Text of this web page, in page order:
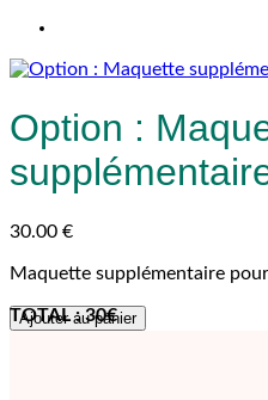
Option :
30.00 €
Maquette supplémentaire
TOTAL : 30€
Ajouter au panier